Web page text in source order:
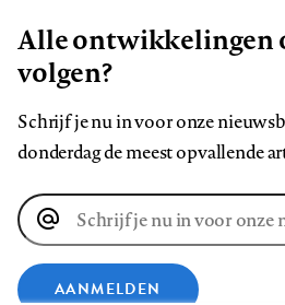
Alle ontwikkelingen
volgen?
Schrijf je nu in voor onze
donderdag de meest opvallende
E-
mailadres
AANMELDEN